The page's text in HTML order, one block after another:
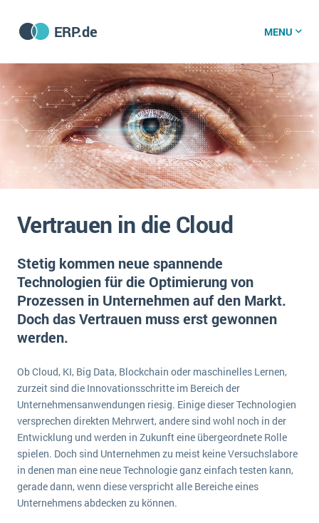
ERP.de
ERP software
Die 15 Schritte einer ERP‑Einführung
Was ist ERP?
Hintergrund
ERP-Software nach Branche
Betriebsgröße
Funktionalitäten
Kosten
Suche
Vergleich
Auswahl
Einführung
Schulung
Auswertung
Service und Wartung
ERP vergleichen
ERP für jede Branche
ERP-Software nach Branchen
Ämter
Bau
Bildungseinrichtungen
E-commerce
Finanzen
Grosshandel
Handel
Handwerk
Health Care
IKT
Installation
ERP Wissenszentrum
Vorgestellt
Die 4 Komponenten eines CRM-Systems
5 Funktionen einer ERP-Software für Konzerne
Was ist Data Mining? - Ein Leitfaden für Unternehmen
Mehr über ERP-Software
Was ist ERP?
ERP-Experten
Offene Stellen bei ERP-Lieferanten
DSGVO/GDPR
Impressum
Kontakt
MENU
Vertrauen in die Cloud
Stetig kommen neue spannende
Technologien für die Optimierung von
Prozessen in Unternehmen auf den Markt.
Doch das Vertrauen muss erst gewonnen
werden.
Ob Cloud, KI, Big Data, Blockchain oder maschinelles Lernen,
zurzeit sind die Innovationsschritte im Bereich der
Unternehmensanwendungen riesig. Einige dieser Technologien
versprechen direkten Mehrwert, andere sind wohl noch in der
Entwicklung und werden in Zukunft eine übergeordnete Rolle
spielen. Doch sind Unternehmen zu meist keine Versuchslabore
in denen man eine neue Technologie ganz einfach testen kann,
gerade dann, wenn diese verspricht alle Bereiche eines
Unternehmens abdecken zu können.